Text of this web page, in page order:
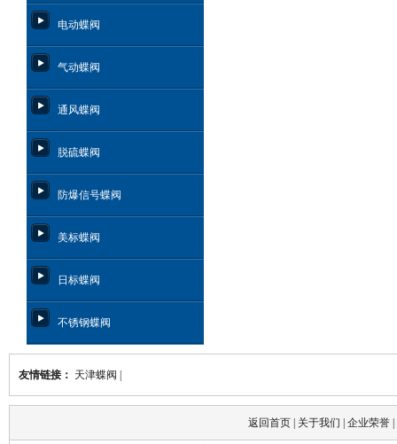
电动蝶阀
气动蝶阀
通风蝶阀
脱硫蝶阀
防爆信号蝶阀
美标蝶阀
日标蝶阀
不锈钢蝶阀
友情链接： 天津蝶阀
返回首页 关于我们 企业荣誉